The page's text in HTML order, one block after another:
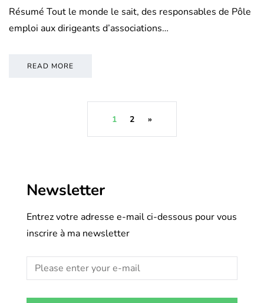
Résumé Tout le monde le sait, des responsables de Pôle
emploi aux dirigeants d’associations…
READ MORE
1 2 »
Newsletter
Entrez votre adresse e-mail ci-dessous pour vous
inscrire à ma newsletter